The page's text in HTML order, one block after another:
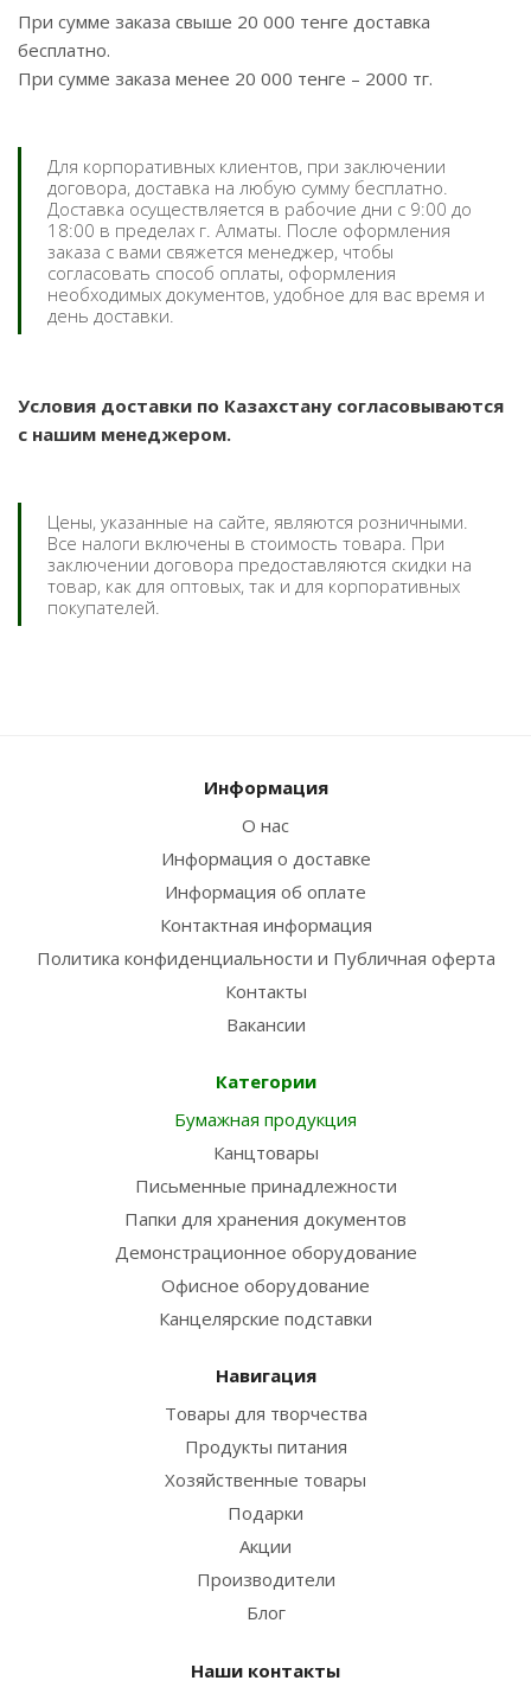
При сумме заказа свыше 20 000 тенге доставка
бесплатно.
При сумме заказа менее 20 000 тенге – 2000 тг.
Для корпоративных клиентов, при заключении
договора, доставка на любую сумму бесплатно.
Доставка осуществляется в рабочие дни с 9:00 до
18:00 в пределах г. Алматы. После оформления
заказа с вами свяжется менеджер, чтобы
согласовать способ оплаты, оформления
необходимых документов, удобное для вас время и
день доставки.
Условия доставки по Казахстану согласовываются
с нашим менеджером.
Цены, указанные на сайте, являются розничными.
Все налоги включены в стоимость товара. При
заключении договора предоставляются скидки на
товар, как для оптовых, так и для корпоративных
покупателей.
Информация
О нас
Информация о доставке
Информация об оплате
Контактная информация
Политика конфиденциальности и Публичная оферта
Контакты
Вакансии
Категории
Бумажная продукция
Канцтовары
Письменные принадлежности
Папки для хранения документов
Демонстрационное оборудование
Офисное оборудование
Канцелярские подставки
Навигация
Товары для творчества
Продукты питания
Хозяйственные товары
Подарки
Акции
Производители
Блог
Наши контакты